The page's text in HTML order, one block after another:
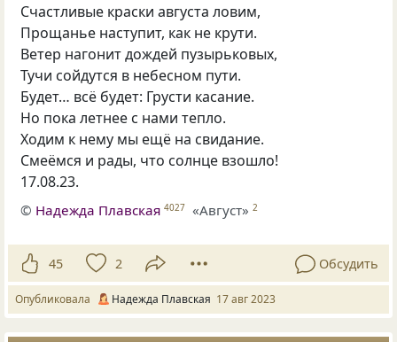
Счастливые краски августа ловим,
Прощанье наступит, как не крути.
Ветер нагонит дождей пузырьковых,
Тучи сойдутся в небесном пути.
Будет… всё будет: Грусти касание.
Но пока летнее с нами тепло.
Ходим к нему мы ещё на свидание.
Смеёмся и рады, что солнце взошло!
17.08.23.
© Надежда Плавская 4027 «Август» 2
45 2 Обсудить
Опубликовала Надежда Плавская 17 авг 2023